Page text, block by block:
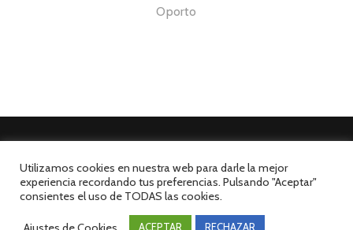
Oporto
©El Mesón de la Costa 2026. Todos los derechos reservados.
Utilizamos cookies en nuestra web para darle la mejor
experiencia recordando tus preferencias. Pulsando "Aceptar"
consientes el uso de TODAS las cookies.
ACEPTAR RECHAZAR